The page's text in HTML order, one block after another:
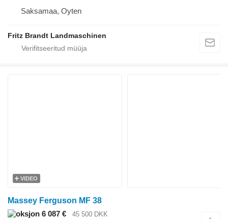
Saksamaa, Oyten
Fritz Brandt Landmaschinen
VIDEO
Massey Ferguson MF 38
6 087 €
45 500 DKK